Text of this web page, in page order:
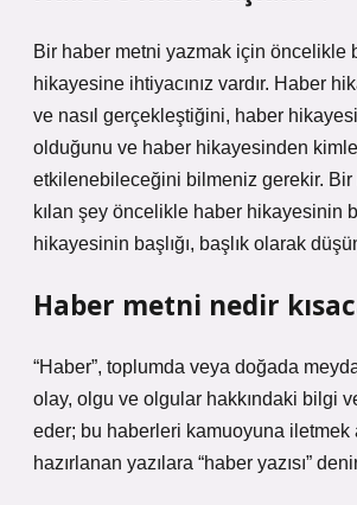
Bir haber metni yazmak için öncelikle
hikayesine ihtiyacınız vardır. Haber
ve nasıl gerçekleştiğini, haber
olduğunu ve haber hikayesinden
etkilenebileceğini bilmeniz gerekir.
kılan şey öncelikle haber hikayesinin
hikayesinin başlığı, başlık olarak
Haber metni nedir
“Haber”, toplumda veya doğada
olay, olgu ve olgular hakkındaki bilgi
eder; bu haberleri kamuoyuna iletmek
hazırlanan yazılara “haber yazısı”